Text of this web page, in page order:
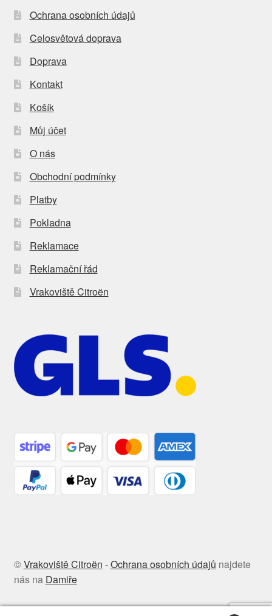
Ochrana osobních údajů
Celosvětová doprava
Doprava
Kontakt
Košík
Můj účet
O nás
Obchodní podmínky
Platby
Pokladna
Reklamace
Reklamační řád
Vrakoviště Citroën
©Vrakoviště Citroën -Ochrana osobních údajů najdete
nás na Damiře